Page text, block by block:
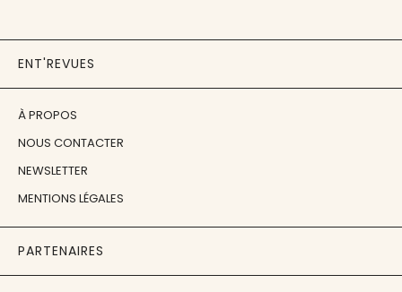
ENT'REVUES
À PROPOS
NOUS CONTACTER
NEWSLETTER
MENTIONS LÉGALES
PARTENAIRES